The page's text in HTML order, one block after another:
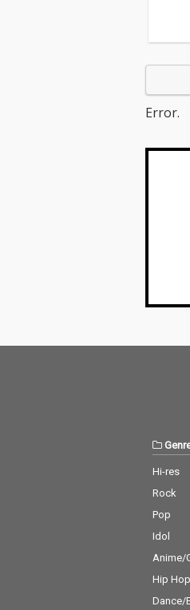
Error.
Hi-res
Rock
Pop
Idol
Anime/
Hip
Dance/